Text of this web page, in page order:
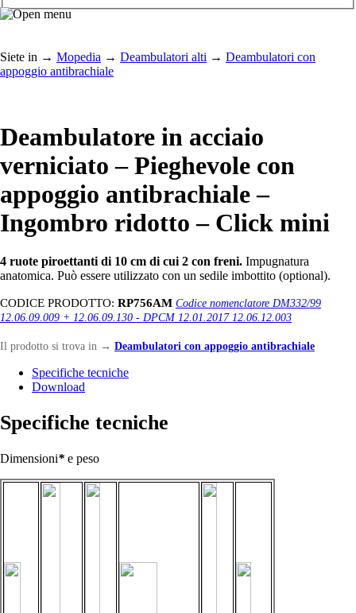
Siete in → Mopedia → Deambulatori alti → Deambulatori con
appoggio antibrachiale
Deambulatore in acciaio
verniciato – Pieghevole con
appoggio antibrachiale –
Ingombro ridotto – Click mini
4 ruote piroettanti di 10 cm di cui 2 con freni. Impugnatura
anatomica. Può essere utilizzato con un sedile imbottito (optional).
CODICE PRODOTTO: RP756AM Codice nomenclatore DM332/99
12.06.09.009 + 12.06.09.130 - DPCM 12.01.2017 12.06.12.003
Il prodotto si trova in → Deambulatori con appoggio antibrachiale
Specifiche tecniche
Download
Specifiche tecniche
Dimensioni* e peso